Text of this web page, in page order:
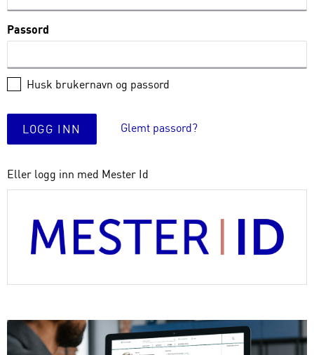
Passord
Husk brukernavn og passord
LOGG INN Glemt passord?
Eller logg inn med Mester Id